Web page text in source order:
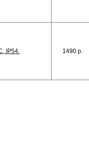
IP54. 1490 p.